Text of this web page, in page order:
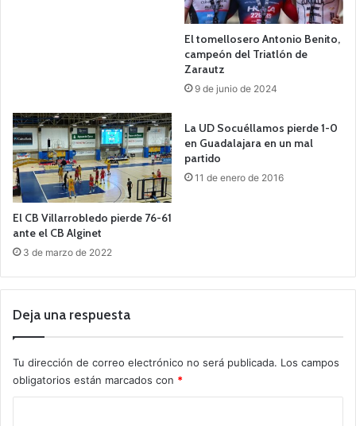
El tomellosero Antonio Benito,
campeón del Triatlón de
Zarautz
9 de junio de 2024
El CB Villarrobledo pierde 76-61
ante el CB Alginet
3 de marzo de 2022
La UD Socuéllamos pierde 1-0
en Guadalajara en un mal
partido
11 de enero de 2016
Deja una respuesta
Tu dirección de correo electrónico no será publicada. Los campos
obligatorios están marcados con *